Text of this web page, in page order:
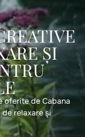
ȘI
oferite de Cabana
relaxare și